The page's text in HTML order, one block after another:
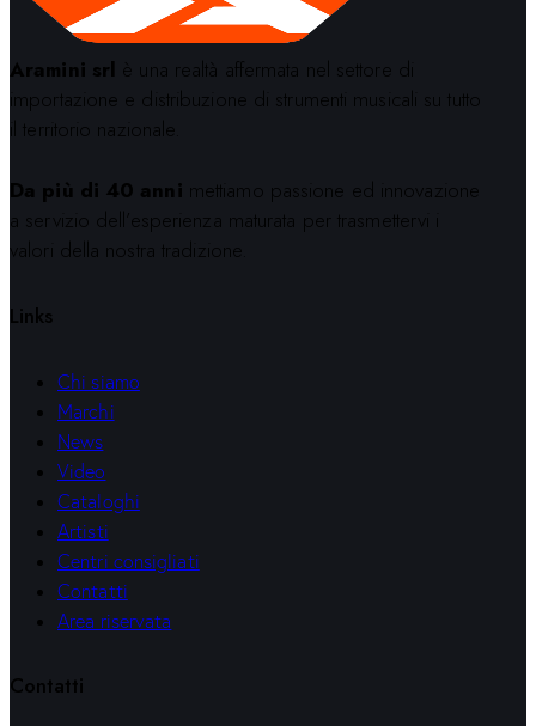
Aramini srl è una realtà affermata nel settore di
importazione e distribuzione di strumenti musicali su tutto
il territorio nazionale.
Da più di 40 anni mettiamo passione ed innovazione
a servizio dell’esperienza maturata per trasmettervi i
valori della nostra tradizione.
Links
Chi siamo
Marchi
News
Video
Cataloghi
Artisti
Centri consigliati
Contatti
Area riservata
Contatti